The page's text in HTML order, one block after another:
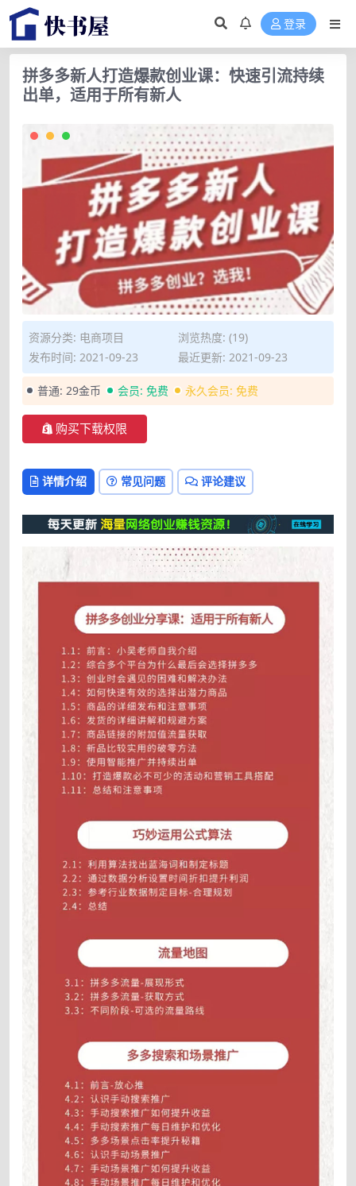
登录
拼多多新人打造爆款创业课：快速引流持续
出单，适用于所有新人
资源分类: 电商项目
浏览热度: (19)
发布时间: 2021-09-23
最近更新: 2021-09-23
普通: 29金币 会员: 免费 永久会员: 免费
购买下载权限
详情介绍 常见问题 评论建议